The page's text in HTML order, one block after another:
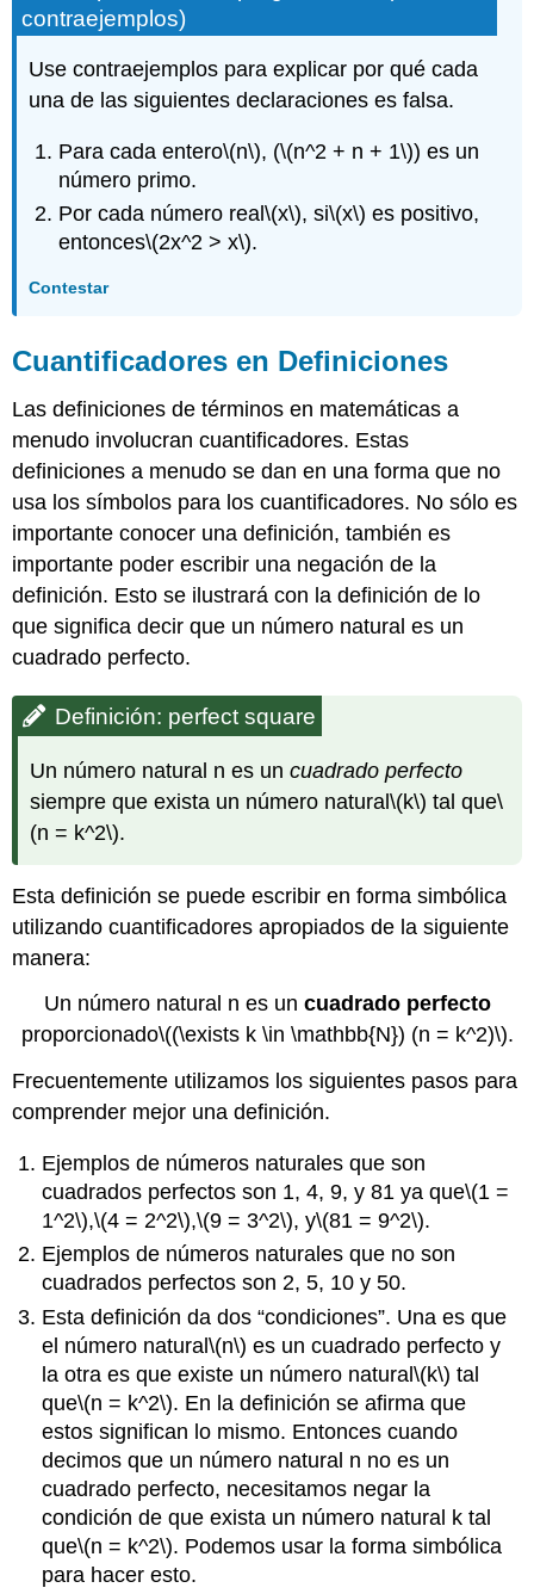
contraejemplos)
Use contraejemplos para explicar por qué cada
una de las siguientes declaraciones es falsa.
Para cada entero\(n\), (\(n^2 + n + 1\)) es un
número primo.
Por cada número real\(x\), si\(x\) es positivo,
entonces\(2x^2 > x\).
Contestar
Cuantificadores en Definiciones
Las definiciones de términos en matemáticas a
menudo involucran cuantificadores. Estas
definiciones a menudo se dan en una forma que no
usa los símbolos para los cuantificadores. No sólo es
importante conocer una definición, también es
importante poder escribir una negación de la
definición. Esto se ilustrará con la definición de lo
que significa decir que un número natural es un
cuadrado perfecto.
Definición: perfect square
Un número natural n es uncuadrado perfecto
siempre que exista un número natural\(k\) tal que\
(n = k^2\).
Esta definición se puede escribir en forma simbólica
utilizando cuantificadores apropiados de la siguiente
manera:
Un número natural n es un cuadrado perfecto
proporcionado\((\exists k \in \mathbb{N}) (n = k^2)\).
Frecuentemente utilizamos los siguientes pasos para
comprender mejor una definición.
Ejemplos de números naturales que son
cuadrados perfectos son 1, 4, 9, y 81 ya que\(1 =
1^2\),\(4 = 2^2\),\(9 = 3^2\), y\(81 = 9^2\).
Ejemplos de números naturales que no son
cuadrados perfectos son 2, 5, 10 y 50.
Esta definición da dos “condiciones”. Una es que
el número natural\(n\) es un cuadrado perfecto y
la otra es que existe un número natural\(k\) tal
que\(n = k^2\). En la definición se afirma que
estos significan lo mismo. Entonces cuando
decimos que un número natural n no es un
cuadrado perfecto, necesitamos negar la
condición de que exista un número natural k tal
que\(n = k^2\). Podemos usar la forma simbólica
para hacer esto.